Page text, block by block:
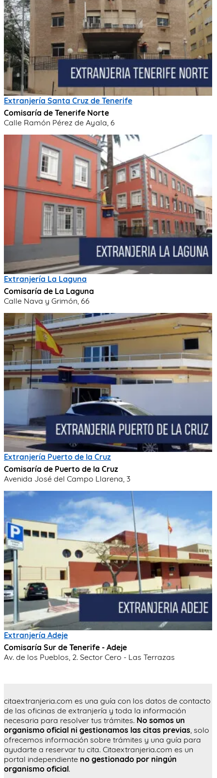
Extranjería Santa Cruz de Tenerife
Comisaría de Tenerife Norte
Calle Ramón Pérez de Ayala, 6
Extranjería La Laguna
Comisaría de La Laguna
Calle Nava y Grimón, 66
Extranjería Puerto de la Cruz
Comisaría de Puerto de la Cruz
Avenida José del Campo Llarena, 3
Extranjería Adeje
Comisaría Sur de Tenerife - Adeje
Av. de los Pueblos, 2. Sector Cero - Las Terrazas
citaextranjeria.com es una guía con los datos de contacto
de las oficinas de extranjería y toda la información
necesaria para resolver tus trámites. No somos un
organismo oficial ni gestionamos las citas previas, solo
ofrecemos información sobre trámites y una guía para
ayudarte a reservar tu cita. Citaextranjeria.com es un
portal independiente no gestionado por ningún
organismo oficial.